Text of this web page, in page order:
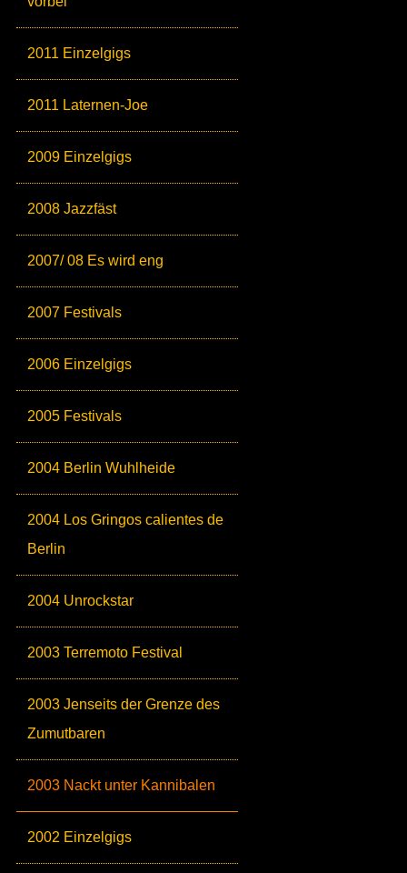
2011 Einzelgigs
2011 Laternen-Joe
2009 Einzelgigs
2008 Jazzfäst
2007/ 08 Es wird eng
2007 Festivals
2006 Einzelgigs
2005 Festivals
2004 Berlin Wuhlheide
2004 Los Gringos calientes de
Berlin
2004 Unrockstar
2003 Terremoto Festival
2003 Jenseits der Grenze des
Zumutbaren
2003 Nackt unter Kannibalen
2002 Einzelgigs